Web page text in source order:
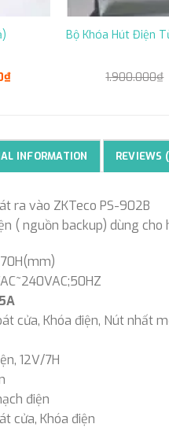
₫Current
Bộ Khóa Hút Điện
1.900.000₫
INFORMATION REVIEWS
ra vào ZKTeco PS-902B
( nguồn backup) dùng
cửa, Khóa điện, Nút nhất
12V/7H
điện
cửa, Khóa điện